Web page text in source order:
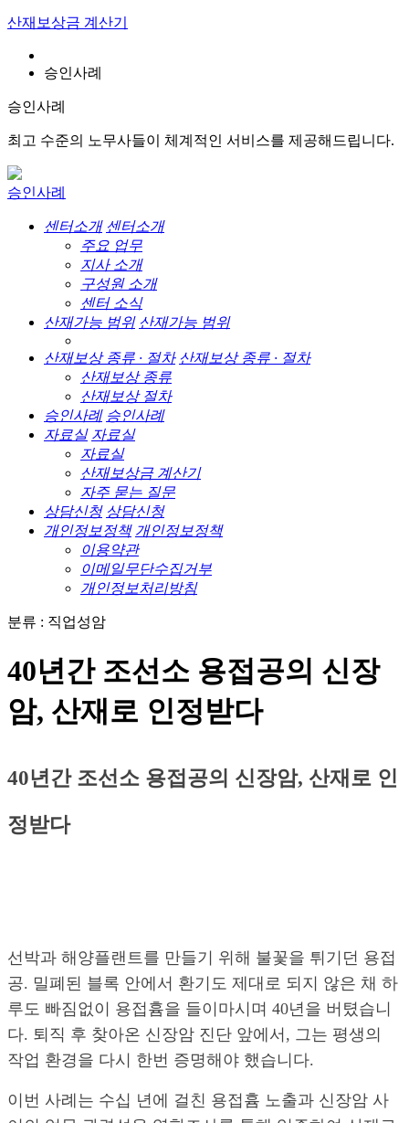
산재보상금 계산기
승인사례
승인사례
최고 수준의 노무사들이 체계적인 서비스를 제공해드립니다.
승인사례
센터소개 센터소개
주요 업무
지사 소개
구성원 소개
센터 소식
산재가능 범위 산재가능 범위
산재보상 종류 · 절차 산재보상 종류 · 절차
산재보상 종류
산재보상 절차
승인사례 승인사례
자료실 자료실
자료실
산재보상금 계산기
자주 묻는 질문
상담신청 상담신청
개인정보정책 개인정보정책
이용약관
이메일무단수집거부
개인정보처리방침
분류 : 직업성암
40년간 조선소 용접공의 신장
암, 산재로 인정받다
40년간 조선소 용접공의 신장암, 산재로 인
정받다
선박과 해양플랜트를 만들기 위해 불꽃을 튀기던 용접
공. 밀폐된 블록 안에서 환기도 제대로 되지 않은 채 하
루도 빠짐없이 용접흄을 들이마시며 40년을 버텼습니
다. 퇴직 후 찾아온 신장암 진단 앞에서, 그는 평생의
작업 환경을 다시 한번 증명해야 했습니다.
이번 사례는 수십 년에 걸친 용접흄 노출과 신장암 사